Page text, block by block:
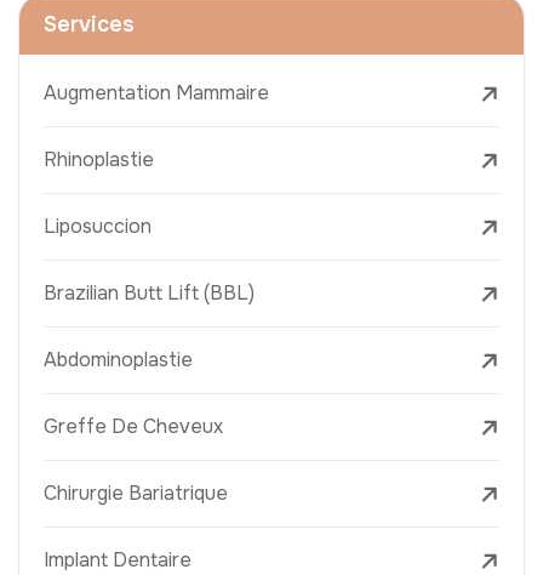
Services
Augmentation Mammaire
Rhinoplastie
Liposuccion
Brazilian Butt Lift (BBL)
Abdominoplastie
Greffe De Cheveux
Chirurgie Bariatrique
Implant Dentaire